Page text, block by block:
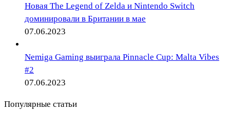
Новая The Legend of Zelda и Nintendo Switch
доминировали в Британии в мае
07.06.2023
Nemiga Gaming выиграла Pinnacle Cup: Malta Vibes
#2
07.06.2023
Популярные статьи